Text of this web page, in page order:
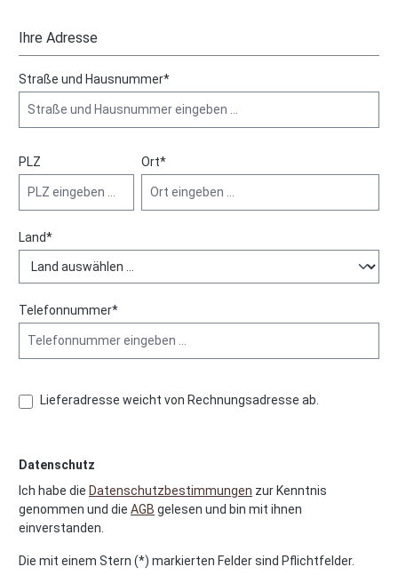
Ihre Adresse
Straße und Hausnummer*
PLZ Ort*
Land*
Telefonnummer*
Lieferadresse weicht von Rechnungsadresse ab.
Datenschutz
Ich habe die Datenschutzbestimmungen zur Kenntnis
genommen und die AGB gelesen und bin mit ihnen
einverstanden.
Die mit einem Stern (*) markierten Felder sind Pflichtfelder.